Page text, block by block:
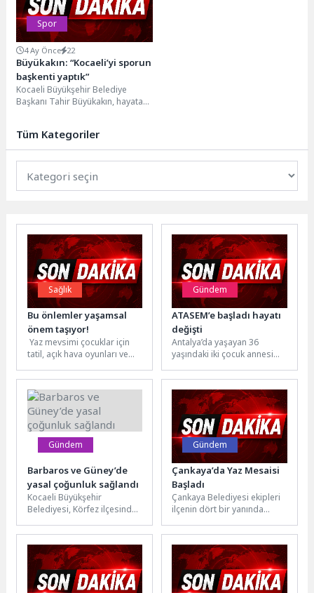
Spor
4 Ay Önce 22
Büyükakın: “Kocaeli’yi sporun
başkenti yaptık”
Kocaeli Büyükşehir Belediye
Başkanı Tahir Büyükakın, hayata
vurguladı. Büyükakın,...
Tüm Kategoriler
Sağlık
Bu önlemler yaşamsal
önem taşıyor!
Yaz mevsimi çocuklar için
tatil, açık hava oyunları ve
de bazı...
Gündem
ATASEM’e başladı hayatı
değişti
Antalya’da yaşayan 36
yaşındaki iki çocuk annesi
azmin, doğru fırsatla
buluştuğunda nasıl...
Gündem
Barbaros ve Güney’de
yasal çoğunluk sağlandı
Kocaeli Büyükşehir
Belediyesi, Körfez ilçesinde
dirençli hale getirecek
kentsel dönüşüm
projesinde...
Gündem
Çankaya’da Yaz Mesaisi
Başladı
Çankaya Belediyesi ekipleri
ilçenin dört bir yanında
ilaçlama çalışmalarına hız
verdi.Vatandaşların yaz...